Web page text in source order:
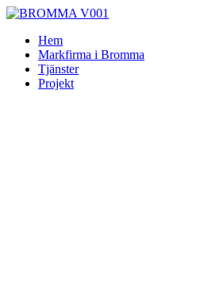
Skip
contentHem
Markfirma i Bromma
Tjänster
Projekt